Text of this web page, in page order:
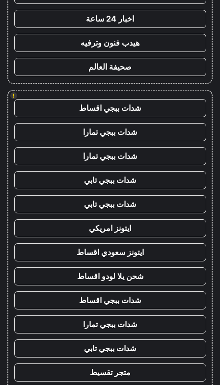
اخبار 24 ساعة
هيدب فنون وترفيه
صحيفة العالم
!
شدات ببجي اقساط
شدات ببجي تمارا
شدات ببجي تمارا
شدات ببجي تابي
شدات ببجي تابي
ايتونز امريكي
ايتونز سعودي اقساط
شحن يلا لودو اقساط
شدات ببجي اقساط
شدات ببجي تمارا
شدات ببجي تابي
متجر تقسيط